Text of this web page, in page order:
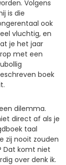
Volgens
is die
ook
vluchtig, en
je het jaar
met een
boek
dilemma.
direct af als je
taal
zij nooit zouden
Dat komt niet
over denk ik.